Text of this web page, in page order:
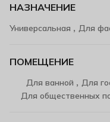
НАЗНАЧЕНИЕ
Универсальная , Для
ПОМЕЩЕНИЕ
Для ванной , Для
Для общественных